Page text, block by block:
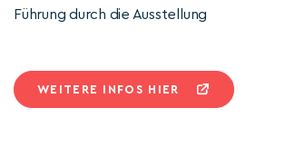
Führung durch die Ausstellung
WEITERE INFOS HIER